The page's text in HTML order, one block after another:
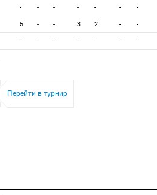
- - - - - - -
5 - - 3 2 - -
- - - - - - -
Перейти в турнир